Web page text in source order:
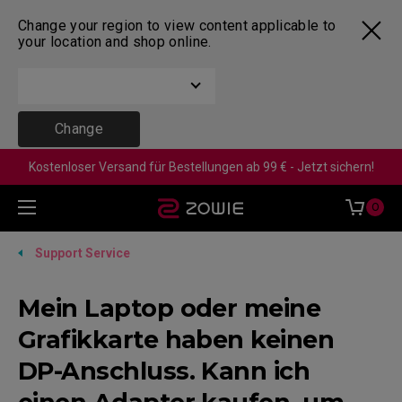
Change your region to view content applicable to
your location and shop online.
Change
Kostenloser Versand für Bestellungen ab 99 € - Jetzt sichern!
0
Support Service
Mein Laptop oder meine
Grafikkarte haben keinen
DP-Anschluss. Kann ich